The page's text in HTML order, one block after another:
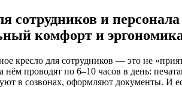
сотрудников и
комфорт и
кресло для сотрудников — это не
нём проводят по 6–10 часов в день:
в созвонах, оформляют документы. И